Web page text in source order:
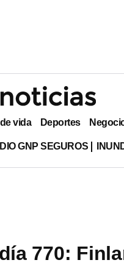
vida Deportes
GNP SEGUROS
770: